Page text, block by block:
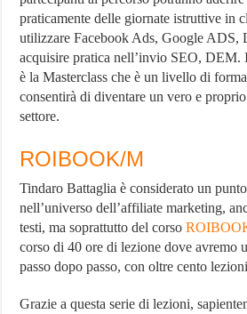
praticamente delle giornate istruttive in
utilizzare Facebook Ads, Google ADS,
acquisire pratica nell’invio SEO, DEM.
è la Masterclass che è un livello di
consentirà di diventare un vero e
settore.
ROIBOOK/M
Tindaro Battaglia è considerato un
nell’universo dell’affiliate marketing,
testi, ma soprattutto del corso
corso di 40 ore di lezione dove avremo
passo dopo passo, con oltre cento
Grazie a questa serie di lezioni,